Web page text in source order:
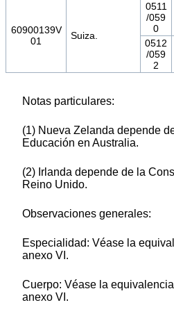
60900139V
01
Suiza.
0511
/059
0
0512
/059
2
Notas particulares:
(1) Nueva Zelanda depende
Educación en Australia.
(2) Irlanda depende de la
Reino Unido.
Observaciones generales:
Especialidad: Véase la
anexo VI.
Cuerpo: Véase la
anexo VI.